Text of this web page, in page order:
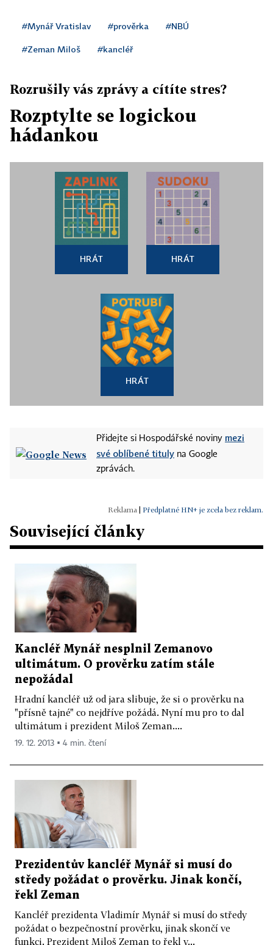
#Mynář Vratislav #prověrka #NBÚ
#Zeman Miloš #kancléř
Rozrušily vás zprávy a cítíte stres?
Rozptylte se logickou
hádankou
HRÁT HRÁT
HRÁT
Přidejte si Hospodářské noviny mezi
své oblíbené tituly na Google
zprávách.
Předplatné HN+ je zcela bez reklam.
Související články
Kancléř Mynář nesplnil Zemanovo
ultimátum. O prověrku zatím stále
nepožádal
Hradní kancléř už od jara slibuje, že si o prověrku na
"přísně tajné" co nejdříve požádá. Nyní mu pro to dal
ultimátum i prezident Miloš Zeman....
19. 12. 2013 ▪ 4 min. čtení
Prezidentův kancléř Mynář si musí do
středy požádat o prověrku. Jinak končí,
řekl Zeman
Kancléř prezidenta Vladimír Mynář si musí do středy
požádat o bezpečnostní prověrku, jinak skončí ve
funkci. Prezident Miloš Zeman to řekl v...